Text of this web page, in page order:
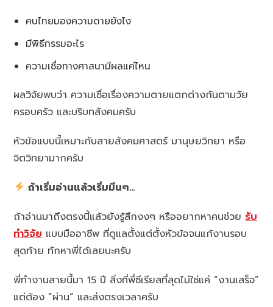
คนไทยมองความตายยังไง
มีพิธีกรรมอะไร
ความเชื่อทางศาสนามีผลแค่ไหน
ผลวิจัยพบว่า ความเชื่อเรื่องความตายแตกต่างกันตามวัย
ครอบครัว และบริบทสังคมครับ
หัวข้อแบบนี้เหมาะกับสายสังคมศาสตร์ มานุษยวิทยา หรือ
จิตวิทยามากครับ
ถ้าเริ่มอ่านแล้วเริ่มมึนๆ…
ถ้าอ่านมาถึงตรงนี้แล้วยังรู้สึกงงๆ หรืออยากหาคนช่วยรับ
ทำวิจัยแบบมืออาชีพ ที่ดูแลตั้งแต่ตั้งหัวข้อจนแก้งานรอบ
สุดท้าย ทักหาพี่ได้เลยนะครับ
พี่ทำงานสายนี้มา 15 ปี สิ่งที่พี่ซีเรียสที่สุดไม่ใช่แค่ “งานเสร็จ”
แต่ต้อง “ผ่าน” และส่งตรงเวลาครับ